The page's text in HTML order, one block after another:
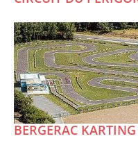
BERGERAC